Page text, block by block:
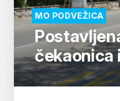
MO PODVEŽICA
čekaonica